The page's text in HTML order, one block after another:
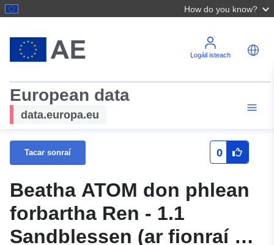
How do you know?
Logáil isteach
European data
data.europa.eu
Tacar sonraí 0
Beatha ATOM don phlean
forbartha Ren - 1.1
Sandblessen (ar fionraí go